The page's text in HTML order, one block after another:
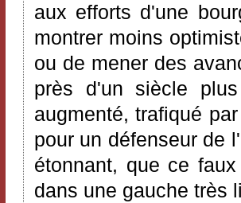
aux efforts d'une
montrer moins
ou de mener des
près d'un siècle
augmenté, trafiqué
pour un défenseur de
étonnant, que ce
dans une gauche très